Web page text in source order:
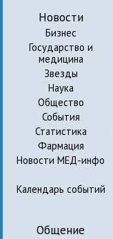
Новости
Бизнес
Государство и
медицина
Звезды
Наука
Общество
События
Статистика
Фармация
Новости МЕД-инфо
Календарь событий
Общение